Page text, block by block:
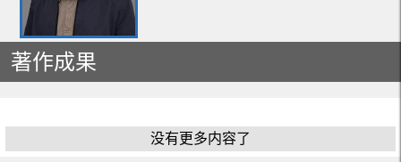
著作成果
没有更多内容了